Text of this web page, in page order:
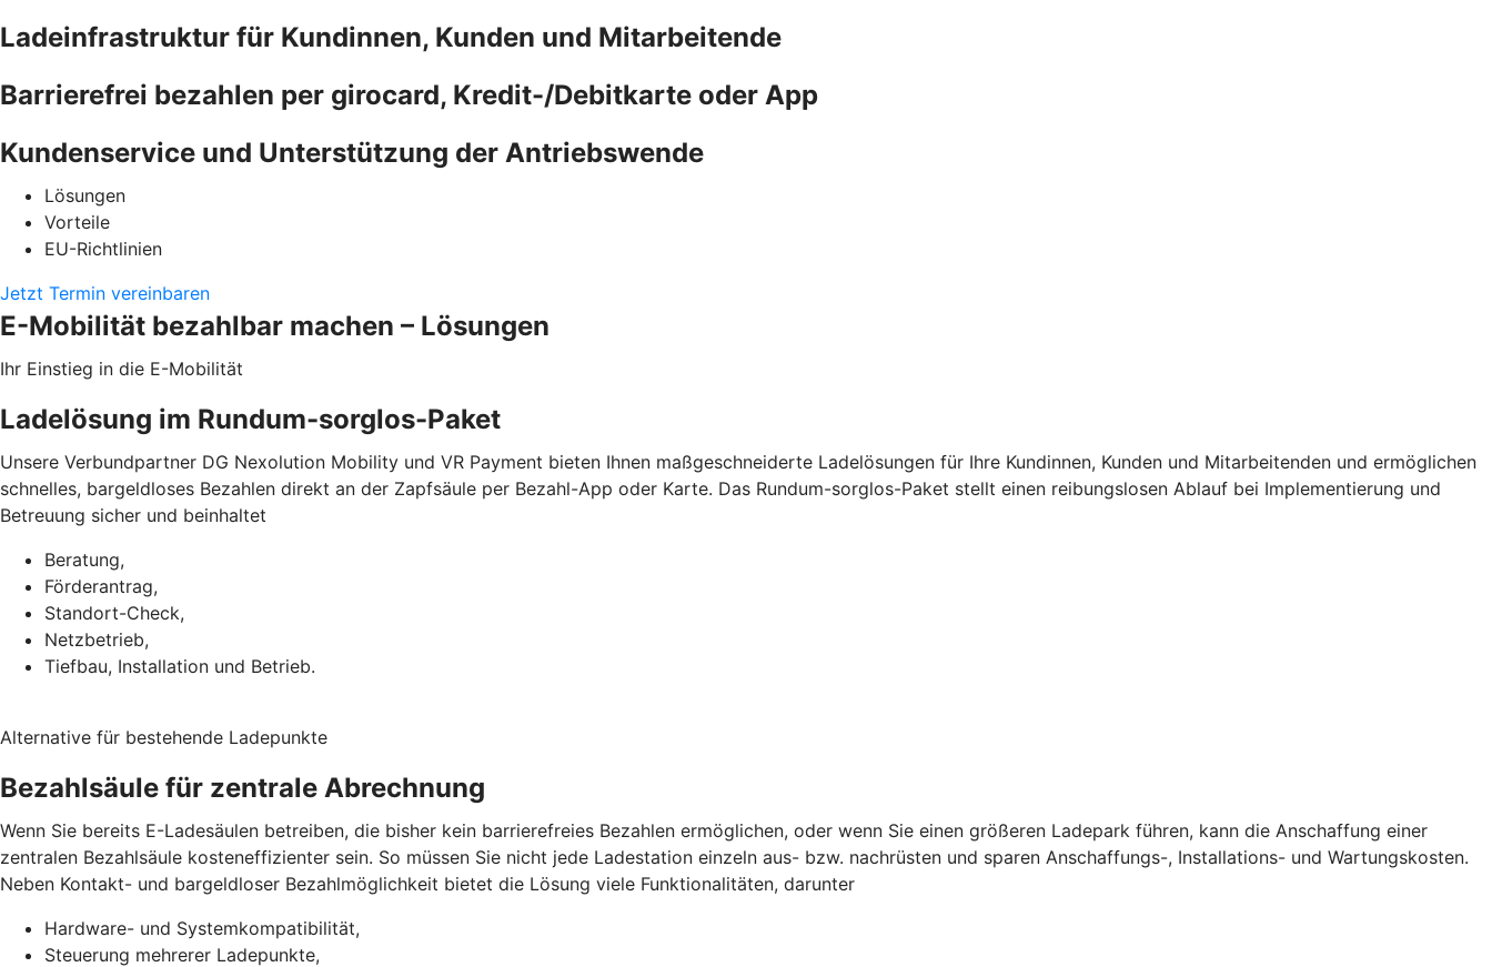
Ladeinfrastruktur für Kundinnen, Kunden und Mitarbeitende
Barrierefrei bezahlen per girocard, Kredit-/Debitkarte oder App
Kundenservice und Unterstützung der Antriebswende
Lösungen
Vorteile
EU-Richtlinien
Jetzt Termin vereinbaren
E-Mobilität bezahlbar machen – Lösungen
Ihr Einstieg in die E-Mobilität
Ladelösung im Rundum-sorglos-Paket
Unsere Verbundpartner DG Nexolution Mobility und VR Payment bieten Ihnen maßgeschneiderte Ladelösungen für Ihre Kundinnen, Kunden und Mitarbeitenden und ermöglichen
schnelles, bargeldloses Bezahlen direkt an der Zapfsäule per Bezahl-App oder Karte. Das Rundum-sorglos-Paket stellt einen reibungslosen Ablauf bei Implementierung und
Betreuung sicher und beinhaltet
Beratung,
Förderantrag,
Standort-Check,
Netzbetrieb,
Tiefbau, Installation und Betrieb.
Alternative für bestehende Ladepunkte
Bezahlsäule für zentrale Abrechnung
Wenn Sie bereits E-Ladesäulen betreiben, die bisher kein barrierefreies Bezahlen ermöglichen, oder wenn Sie einen größeren Ladepark führen, kann die Anschaffung einer
zentralen Bezahlsäule kosteneffizienter sein. So müssen Sie nicht jede Ladestation einzeln aus- bzw. nachrüsten und sparen Anschaffungs-, Installations- und Wartungskosten.
Neben Kontakt- und bargeldloser Bezahlmöglichkeit bietet die Lösung viele Funktionalitäten, darunter
Hardware- und Systemkompatibilität,
Steuerung mehrerer Ladepunkte,